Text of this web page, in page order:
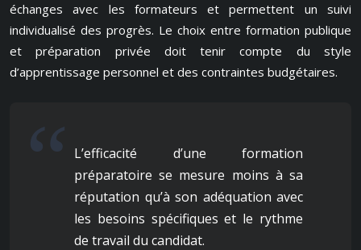
échanges avec les formateurs et permettent un suivi
individualisé des progrès. Le choix entre formation publique
et préparation privée doit tenir compte du style
d’apprentissage personnel et des contraintes budgétaires.
L’efficacité d’une formation
préparatoire se mesure moins à sa
réputation qu’à son adéquation avec
les besoins spécifiques et le rythme
de travail du candidat.